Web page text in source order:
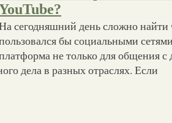
сегодняшний день сложно найти
бы социальными
не только для общения с
дела в разных отраслях. Если